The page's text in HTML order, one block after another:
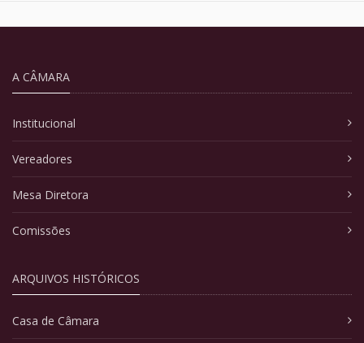
A CÂMARA
Institucional
Vereadores
Mesa Diretora
Comissões
ARQUIVOS HISTÓRICOS
Casa de Câmara